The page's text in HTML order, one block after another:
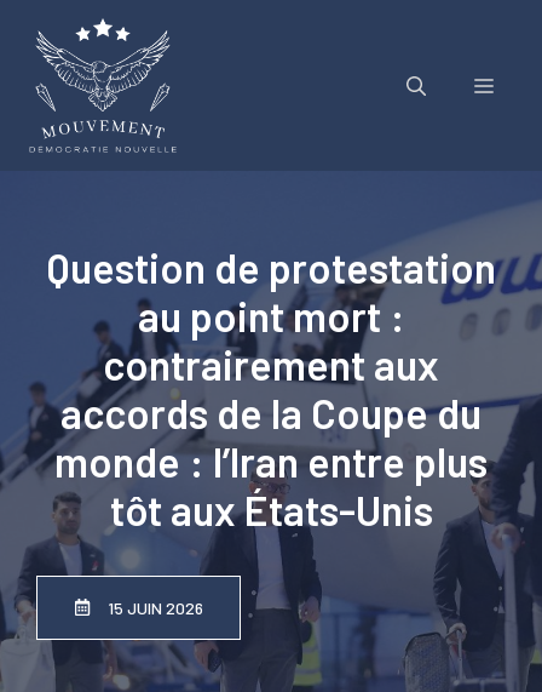
contenu
Menu
Question de protestation
au point mort :
contrairement aux
accords de la Coupe du
monde : l’Iran entre plus
tôt aux États-Unis
15 JUIN 2026